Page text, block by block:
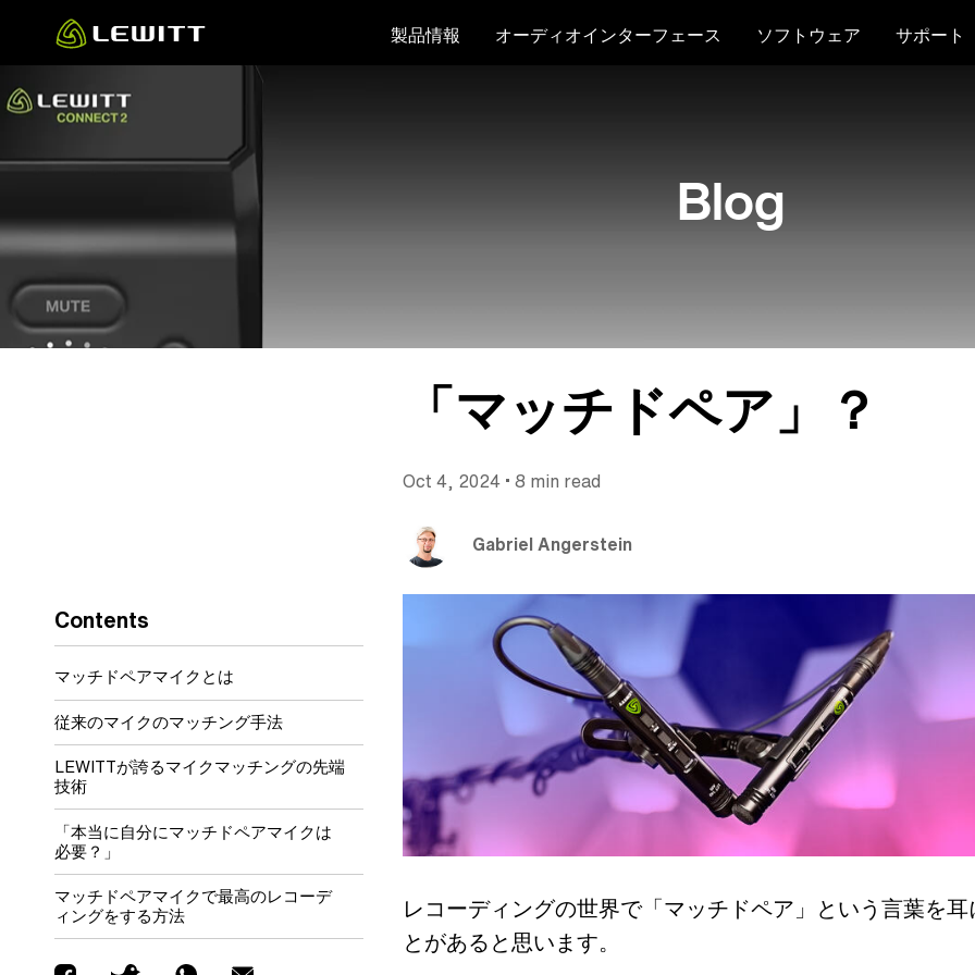
main
content
製品情報 オーディオインターフェース ソフトウェア サポート
Blog
「マッチドペア」？
Oct 4, 2024 • 8 min read
Gabriel Angerstein
Contents
マッチドペアマイクとは
従来のマイクのマッチング手法
LEWITTが誇るマイクマッチングの先端
技術
「本当に自分にマッチドペアマイクは
必要？」
マッチドペアマイクで最高のレコーデ
ィングをする方法
レコーディングの世界で「マッチドペア」という言葉を
とがあると思います。